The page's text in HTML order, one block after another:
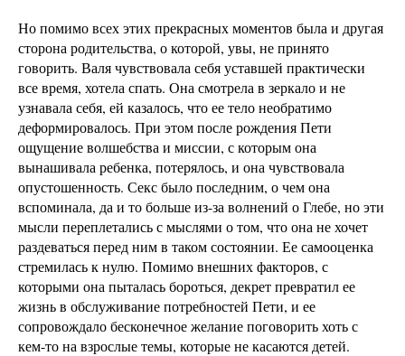
Но помимо всех этих прекрасных моментов была и другая
сторона родительства, о которой, увы, не принято
говорить. Валя чувствовала себя уставшей практически
все время, хотела спать. Она смотрела в зеркало и не
узнавала себя, ей казалось, что ее тело необратимо
деформировалось. При этом после рождения Пети
ощущение волшебства и миссии, с которым она
вынашивала ребенка, потерялось, и она чувствовала
опустошенность. Секс было последним, о чем она
вспоминала, да и то больше из-за волнений о Глебе, но эти
мысли переплетались с мыслями о том, что она не хочет
раздеваться перед ним в таком состоянии. Ее самооценка
стремилась к нулю. Помимо внешних факторов, с
которыми она пыталась бороться, декрет превратил ее
жизнь в обслуживание потребностей Пети, и ее
сопровождало бесконечное желание поговорить хоть с
кем-то на взрослые темы, которые не касаются детей.